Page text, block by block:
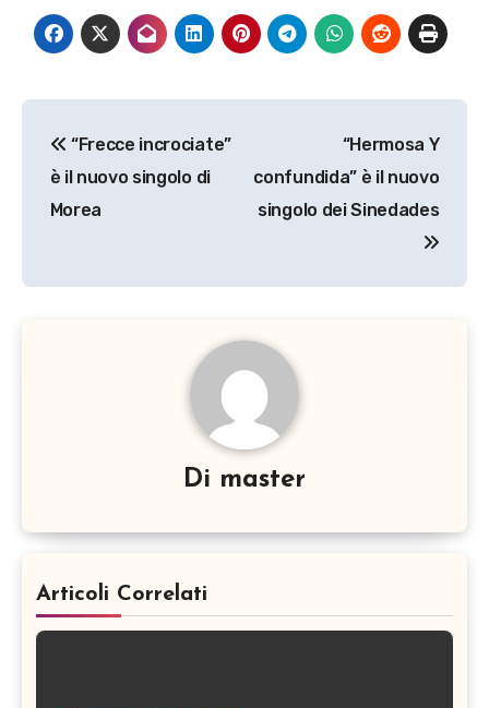
articoli
“Frecce incrociate”
è il nuovo singolo di
Morea
“Hermosa Y
confundida” è il nuovo
singolo dei Sinedades
Di master
Articoli Correlati